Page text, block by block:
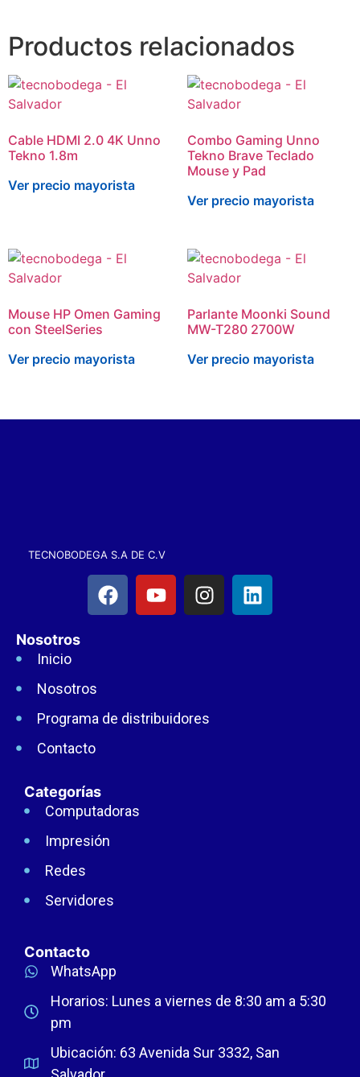
Productos relacionados
Cable HDMI 2.0 4K Unno
Tekno 1.8m
Ver precio mayorista
Combo Gaming Unno
Tekno Brave Teclado
Mouse y Pad
Ver precio mayorista
Mouse HP Omen Gaming
con SteelSeries
Ver precio mayorista
Parlante Moonki Sound
MW-T280 2700W
Ver precio mayorista
TECNOBODEGA S.A DE C.V
Nosotros
Inicio
Nosotros
Programa de distribuidores
Contacto
Categorías
Computadoras
Impresión
Redes
Servidores
Contacto
WhatsApp
Horarios: Lunes a viernes de 8:30 am a 5:30
pm
Ubicación: 63 Avenida Sur 3332, San